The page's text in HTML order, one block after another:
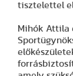
tisztelettel
Mihók Attila